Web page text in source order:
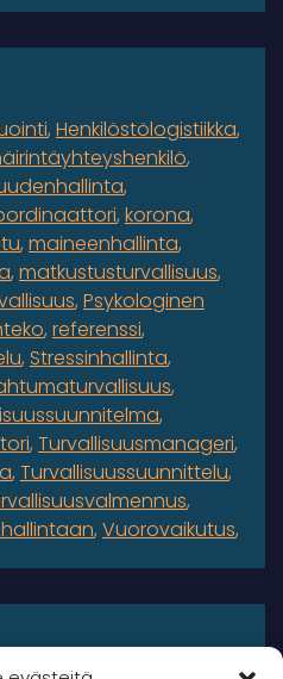
Henkilöstölogistiikka
korona
maineenhallinta
matkustusturvallisuus
Psykologinen
referenssi
Stressinhallinta
Turvallisuusmanageri
Turvallisuussuunnittelu
Vuorovaikutus